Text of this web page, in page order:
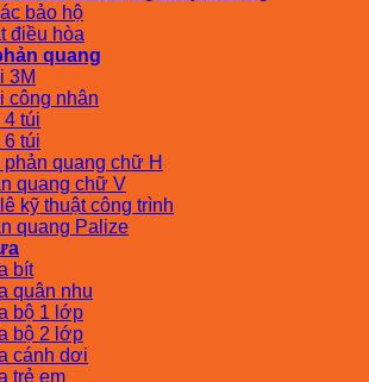
bảo hộ
điều hòa
quang
3M
công nhân
túi
túi
phản quang chữ H
quang chữ V
kỹ thuật công trình
quang Palize
bít
quân nhu
bộ 1 lớp
bộ 2 lớp
cánh dơi
trẻ em